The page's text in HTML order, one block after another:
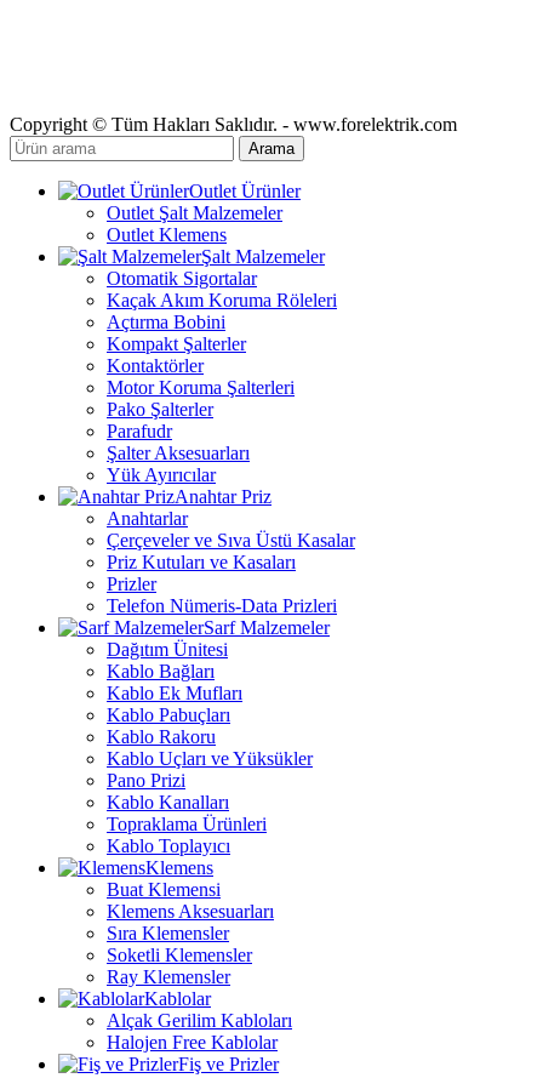
Copyright © Tüm Hakları Saklıdır. - www.forelektrik.com
Arama
Outlet Ürünler
Outlet Şalt Malzemeler
Outlet Klemens
Şalt Malzemeler
Otomatik Sigortalar
Kaçak Akım Koruma Röleleri
Açtırma Bobini
Kompakt Şalterler
Kontaktörler
Motor Koruma Şalterleri
Pako Şalterler
Parafudr
Şalter Aksesuarları
Yük Ayırıcılar
Anahtar Priz
Anahtarlar
Çerçeveler ve Sıva Üstü Kasalar
Priz Kutuları ve Kasaları
Prizler
Telefon Nümeris-Data Prizleri
Sarf Malzemeler
Dağıtım Ünitesi
Kablo Bağları
Kablo Ek Mufları
Kablo Pabuçları
Kablo Rakoru
Kablo Uçları ve Yüksükler
Pano Prizi
Kablo Kanalları
Topraklama Ürünleri
Kablo Toplayıcı
Klemens
Buat Klemensi
Klemens Aksesuarları
Sıra Klemensler
Soketli Klemensler
Ray Klemensler
Kablolar
Alçak Gerilim Kabloları
Halojen Free Kablolar
Fiş ve Prizler